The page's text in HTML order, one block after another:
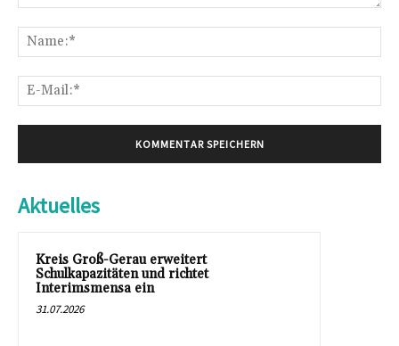
Aktuelles
Kreis Groß-Gerau erweitert
Schulkapazitäten und richtet
Interimsmensa ein
31.07.2026